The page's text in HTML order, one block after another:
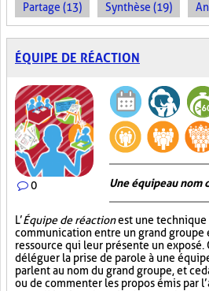
Partage (13) Synthèse (19)
ÉQUIPE DE RÉACTION
0 Une équipe au nom
L’Équipe de réactionest une technique
communication entre un grand groupe
ressource qui leur présente un
déléguer la prise de parole à une
parlent au nom du grand groupe, et ce
ou de commenter les propos émis par